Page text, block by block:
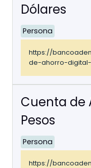
Dólares
Persona
https://
de-ahorro-
Cuenta de
Pesos
Persona
https://